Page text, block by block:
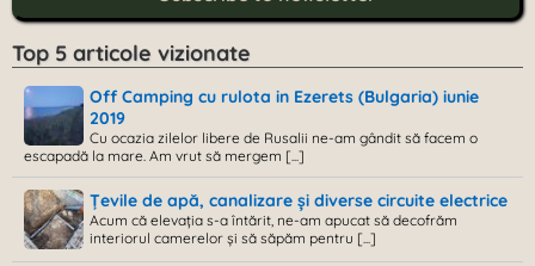
Top 5 articole vizionate
Off Camping cu rulota in Ezerets (Bulgaria) iunie
2019
Cu ocazia zilelor libere de Rusalii ne-am gândit să facem o
escapadă la mare. Am vrut să mergem [...]
Țevile de apă, canalizare și diverse circuite electrice
Acum că elevația s-a întărit, ne-am apucat să decofrăm
interiorul camerelor și să săpăm pentru [...]